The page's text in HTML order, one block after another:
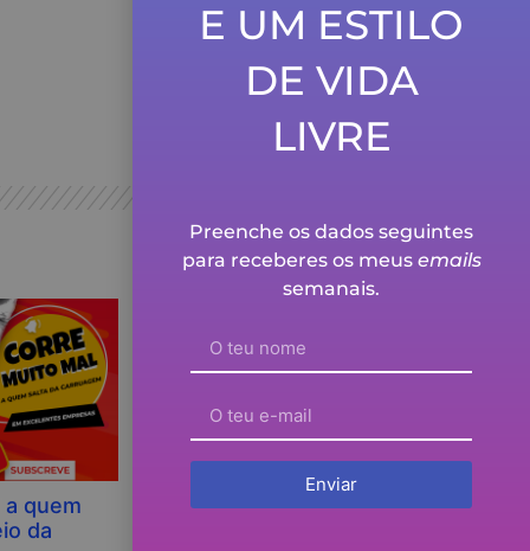
dinheiro…
Ver episódio
quem
da
Porque é que NÃO DEVES
E UM ESTILO
DE VIDA
LIVRE
Preenche os dados seguintes
para receberes os meus emails
semanais.
Enviar